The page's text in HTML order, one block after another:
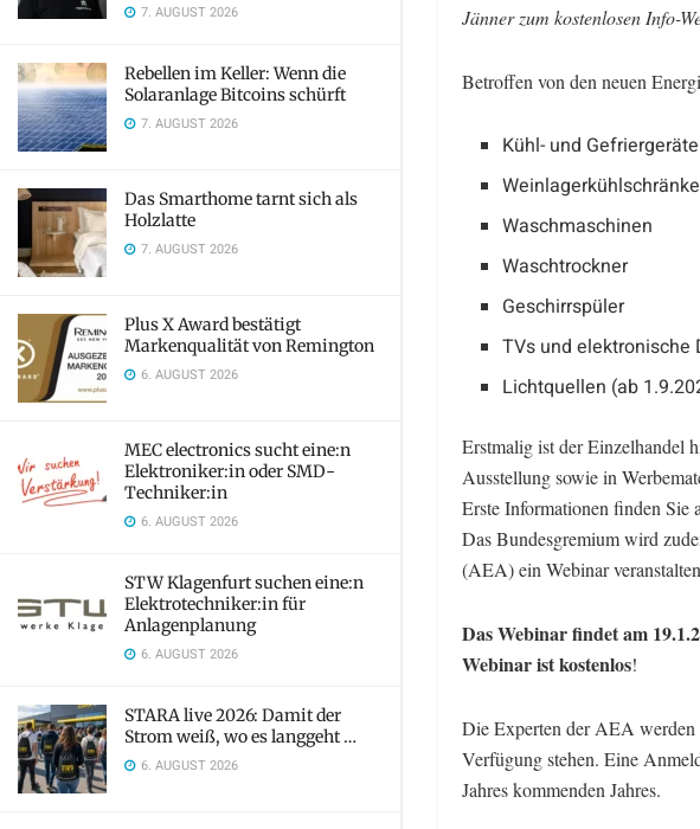
7. AUGUST 2026
Rebellen im Keller: Wenn die
Solaranlage Bitcoins schürft
7. AUGUST 2026
Das Smarthome tarnt sich als
Holzlatte
7. AUGUST 2026
Plus X Award bestätigt
Markenqualität von Remington
6. AUGUST 2026
MEC electronics sucht eine:n
Elektroniker:in oder SMD-
Techniker:in
6. AUGUST 2026
STW Klagenfurt suchen eine:n
Elektrotechniker:in für
Anlagenplanung
6. AUGUST 2026
STARA live 2026: Damit der
Strom weiß, wo es langgeht …
6. AUGUST 2026
Jänner zum kostenlosen Info-
Betroffen von den neuen
Kühl- und Gefriergeräte
Weinlagerkühlschränke
Waschmaschinen
Waschtrockner
Geschirrspüler
TVs und elektronische
Lichtquellen (ab
Erstmalig ist der Einzelhandel
Ausstellung sowie in
Erste Informationen finden Sie
Das Bundesgremium wird
(AEA) ein Webinar
Das Webinar findet am
Webinar ist kostenlos!
Die Experten der AEA werden
Verfügung stehen. Eine
Jahres kommenden Jahres.